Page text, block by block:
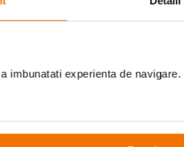
imbunatati experienta de